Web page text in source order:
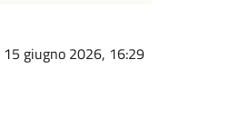
15 giugno 2026, 16:29